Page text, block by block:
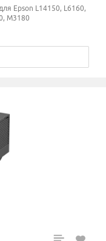
Epson L14150, L6160,
M3180